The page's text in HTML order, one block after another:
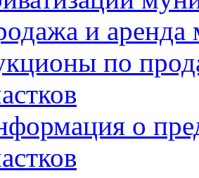
и аренда
по
о